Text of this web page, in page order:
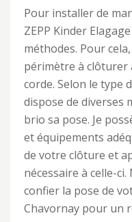
Pour installer de
ZEPP Kinder
méthodes. Pour
périmètre à clôturer
corde. Selon le type
dispose de diverses
brio sa pose. Je
et équipements
de votre clôture et
nécessaire à celle-ci.
confier la pose de
Chavornay pour un